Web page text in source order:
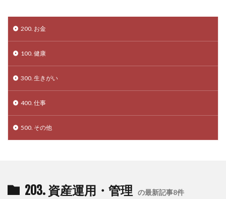
200. お金
100. 健康
300. 生きがい
400. 仕事
500. その他
203. 資産運用・管理 の最新記事8件